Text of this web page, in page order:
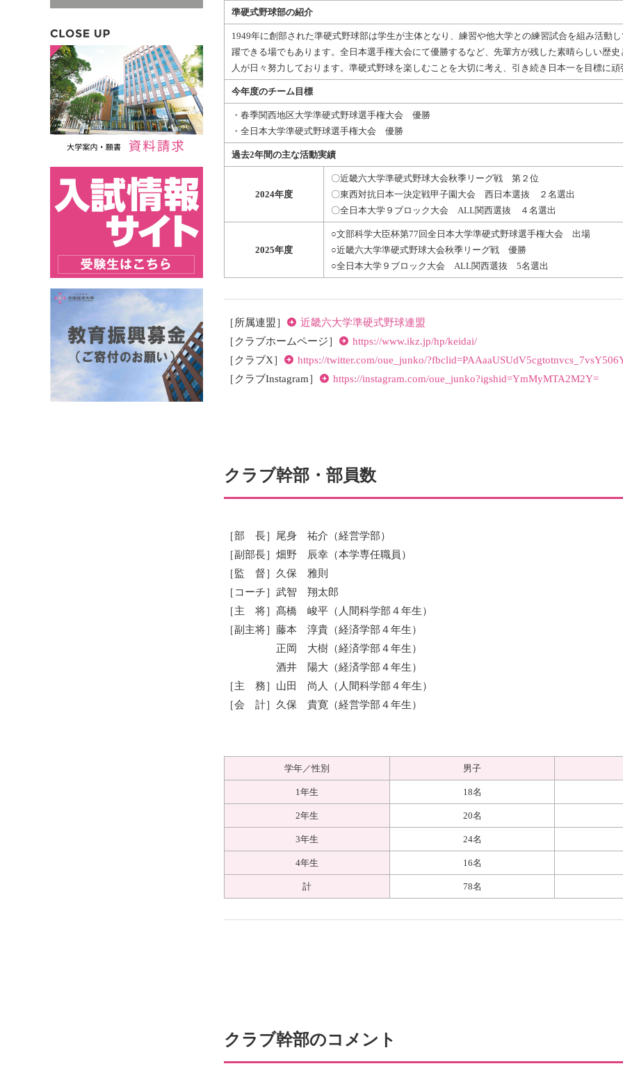
準硬式野球部の紹介
1949年に創部された準硬式野球部は学生が主体となり、練習や他大学との練習試合を組み活動
躍できる場でもあります。全日本選手権大会にて優勝するなど、先輩方が残した素晴らしい歴
人が日々努力しております。準硬式野球を楽しむことを大切に考え、引き続き日本一を目標に頑
今年度のチーム目標
・春季関西地区大学準硬式野球選手権大会 優勝
・全日本大学準硬式野球選手権大会 優勝
過去2年間の主な活動実績
2024年度
〇近畿六大学準硬式野球大会秋季リーグ戦 第２位
〇東西対抗日本一決定戦甲子園大会 西日本選抜 ２名選出
〇全日本大学９ブロック大会 ALL関西選抜 ４名選出
2025年度
○文部科学大臣杯第77回全日本大学準硬式野球選手権大会 出場
○近畿六大学準硬式野球大会秋季リーグ戦 優勝
○全日本大学９ブロック大会 ALL関西選抜 5名選出
［所属連盟］
近畿六大学準硬式野球連盟
［クラブホームページ］
https://www.ikz.jp/hp/keidai/
［クラブX］
https://twitter.com/oue_junko/
［クラブInstagram］
https://instagram.com/oue_junko?igshid=YmMyMTA2M2Y=
クラブ幹部・部員数
［部 長］尾身 祐介（経営学部）
［副部長］畑野 辰幸（本学専任職員）
［監 督］久保 雅則
［コーチ］武智 翔太郎
［主 将］髙橋 峻平（人間科学部４年生）
［副主将］藤本 淳貴（経済学部４年生）
正岡 大樹（経済学部４年生）
酒井 陽大（経済学部４年生）
［主 務］山田 尚人（人間科学部４年生）
［会 計］久保 貴寛（経営学部４年生）
学年／性別 男子
1年生 18名
2年生 20名
3年生 24名
4年生 16名
計 78名
クラブ幹部のコメント